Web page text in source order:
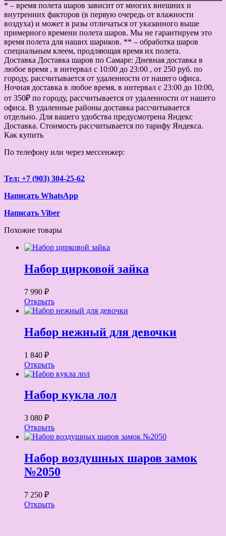
* – время полета шаров зависит от многих внешних и
внутренних факторов (в первую очередь от влажности
воздуха) и может в разы отличаться от указанного выше
примерного времени полета шаров. Мы не гарантируем это
время полета для наших шариков. ** – обработка шаров
специальным клеем, продляющая время их полета.
Доставка Доставка шаров по Самаре: Дневная доставка в
любое время , в интервал с 10:00 до 23:00 , от 250 руб. по
городу, рассчитывается от удаленности от нашего офиса.
Ночная доставка в любое время, в интервал с 23:00 до 10:00,
от 350₽ по городу, рассчитывается от удаленности от нашего
офиса. В удаленные районы доставка рассчитывается
отдельно. Для вашего удобства предусмотрена Яндекс
Доставка. Стоимость рассчитывается по тарифу Яндекса.
Как купить
По телефону или через мессенжер:
Тел: +7 (903) 304-25-62
Написать WhatsApp
Написать Viber
Похожие товары
Набор цирковой зайка
7 990 ₽
Открыть
Набор нежный для девочки
1 840 ₽
Открыть
Набор кукла лол
3 080 ₽
Открыть
Набор воздушных шаров замок
№2050
7 250 ₽
Открыть